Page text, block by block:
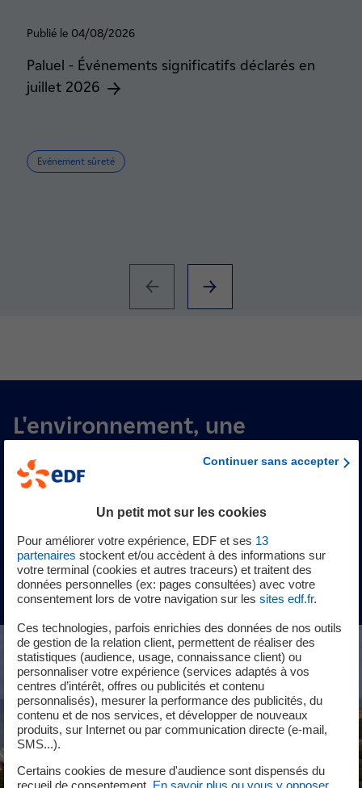
Publié le 04/08/2026
Paluel - Événements significatifs déclarés en
juillet 2026
Evénement sûreté
L'environnement, une
préoccupation au quotidien
Retrouvez chaque mois les données liées à la surveillance
Télécharger les données
Continuer sans accepter
Un petit mot sur les cookies
Pour améliorer votre expérience, EDF et ses 13
partenaires stockent et/ou accèdent à des informations sur
votre terminal (cookies et autres traceurs) et traitent des
données personnelles (ex: pages consultées) avec votre
consentement lors de votre navigation sur les sites edf.fr.
Ces technologies, parfois enrichies des données de nos outils
de gestion de la relation client, permettent de réaliser des
statistiques (audience, usage, connaissance client) ou
personnaliser votre expérience (services adaptés à vos
centres d’intérêt, offres ou publicités et contenu
personnalisés), mesurer la performance des publicités, du
contenu et de nos services, et développer de nouveaux
produits, sur Internet ou par communication directe (e-mail,
SMS...).
Certains cookies de mesure d'audience sont dispensés du
recueil de consentement. En savoir plus ou vous y opposer.